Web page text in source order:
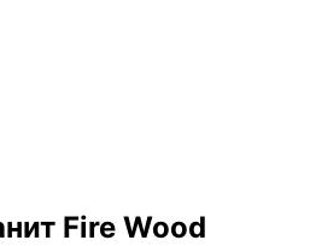
Fire Wood